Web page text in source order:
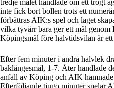
tredje målet handlade om ett trögt
inte fick bort bollen trots ett
förbättras AIK:s spel och laget
vilka tyvärr bara ger ett mål
Köpingsmål före halvtidsvilan är
Efter fem minuter i andra halvlek
baklängesmål, 1-7. Åter handlade
anfall av Köping och AIK